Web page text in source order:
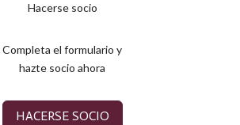
Hacerse socio
Completa el formulario y
hazte socio ahora
HACERSE SOCIO